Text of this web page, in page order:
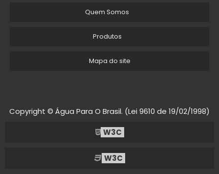
Quem Somos
Produtos
Mapa do site
Copyright © Água Para O Brasil. (Lei 9610 de 19/02/1998)
W3C
W3C